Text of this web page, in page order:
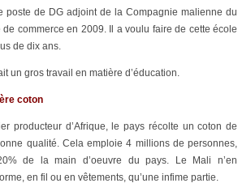
de DG adjoint de la Compagnie malienne du
commerce en 2009. Il a voulu faire de cette école
de dix ans.
un gros travail en matière d’éducation.
coton
producteur d’Afrique, le pays récolte un coton de
qualité. Cela emploie 4 millions de personnes,
de la main d’oeuvre du pays. Le Mali n’en
en fil ou en vêtements, qu’une infime partie.